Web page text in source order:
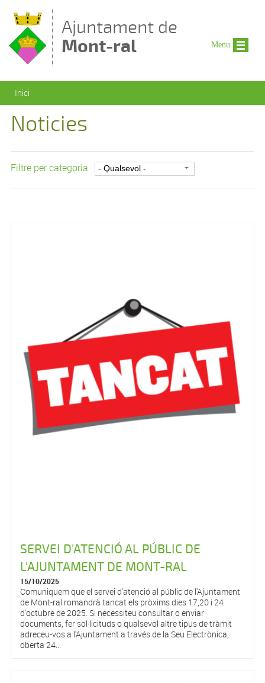
Ajuntament de
Mont-ral
Esteu aquí
Inici
Noticies
Filtre per categoria
SERVEI D'ATENCIÓ AL PÚBLIC DE
L'AJUNTAMENT DE MONT-RAL
15/10/2025
Comuniquem que el servei d'atenció al públic de l'Ajuntament
de Mont-ral romandrà tancat els pròxims dies 17,20 i 24
d'octubre de 2025. Si necessiteu consultar o enviar
documents, fer sol·licituds o qualsevol altre tipus de tràmit
adreceu-vos a l'Ajuntament a través de la Seu Electrònica,
oberta 24...
Menu